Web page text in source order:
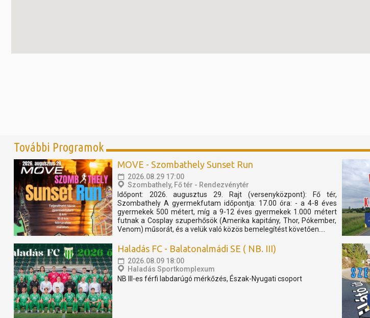
További Programok
MOVE - Szombathely Sunset Run
2026.08.29 17:00
Szombathely, Fő tér - Rendezvénytér
Időpont: 2026. augusztus 29. Rajt (versenyközpont): Fő tér,
Szombathely A gyermekfutam időpontja: 17.00 óra: - a 4-8 éves
gyermekek 500 métert, míg a 9-12 éves gyermekek 1.000 métert
futnak a Cosplay szuperhősök (Amerika kapitány, Thor, Pókember,
Venom) műsorát, és a velük való közös bemelegítést követően....
Haladás FC - Balatonalmádi SE ( NB. III)
2026.08.09 18:00
Haladás Sportkomplexum
NB III-es férfi labdarúgó mérkőzés, Észak-Nyugati csoport